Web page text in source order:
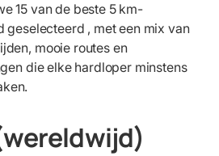
15 van de beste 5 km-
geselecteerd , met een mix van
mooie routes en
die elke hardloper minstens